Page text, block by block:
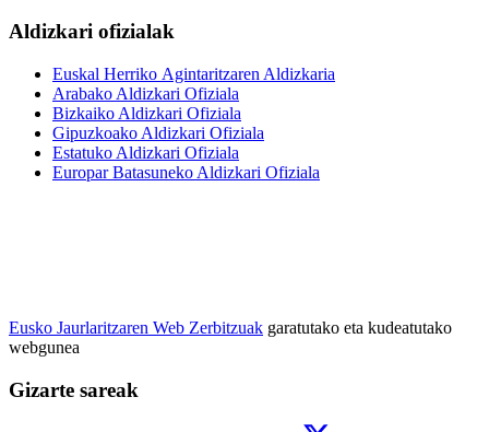
Aldizkari ofizialak
Euskal Herriko Agintaritzaren Aldizkaria
Arabako Aldizkari Ofiziala
Bizkaiko Aldizkari Ofiziala
Gipuzkoako Aldizkari Ofiziala
Estatuko Aldizkari Ofiziala
Europar Batasuneko Aldizkari Ofiziala
Eusko Jaurlaritzaren Web Zerbitzuak garatutako eta kudeatutako
webgunea
Gizarte sareak